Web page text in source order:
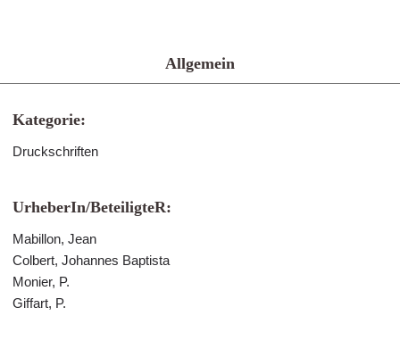
Allgemein
Kategorie:
Druckschriften
UrheberIn/BeteiligteR:
Mabillon, Jean
Colbert, Johannes Baptista
Monier, P.
Giffart, P.